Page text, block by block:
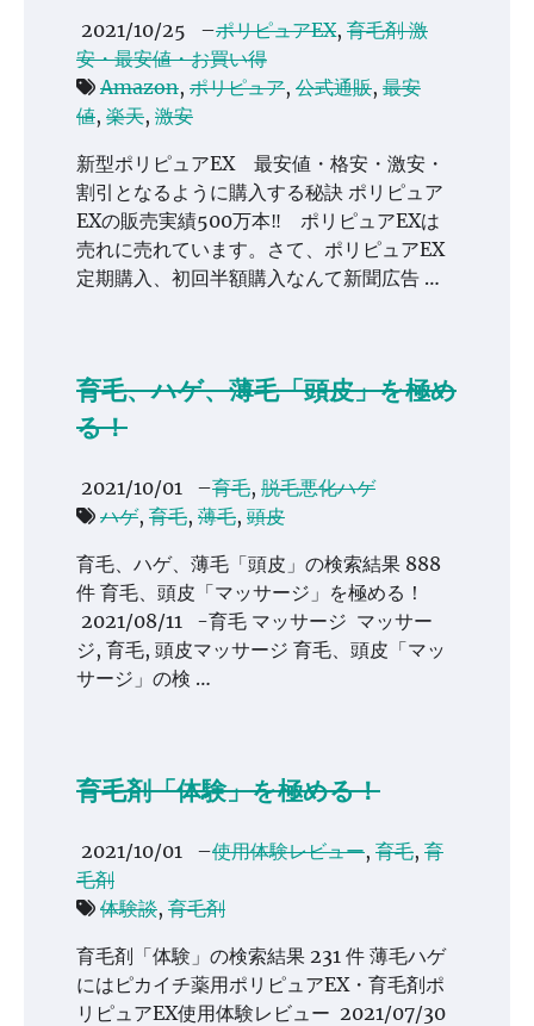
2021/10/25 –ポリピュアEX, 育毛剤 激
安・最安値・お買い得
Amazon, ポリピュア, 公式通販, 最安
値, 楽天, 激安
新型ポリピュアEX 最安値・格安・激安・
割引となるように購入する秘訣 ポリピュア
EXの販売実績500万本‼ ポリピュアEXは
売れに売れています。さて、ポリピュアEX
定期購入、初回半額購入なんて新聞広告 …
育毛、ハゲ、薄毛「頭皮」を極め
る！
2021/10/01 –育毛, 脱毛悪化ハゲ
ハゲ, 育毛, 薄毛, 頭皮
育毛、ハゲ、薄毛「頭皮」の検索結果 888
件 育毛、頭皮「マッサージ」を極める！
2021/08/11 -育毛 マッサージ マッサー
ジ, 育毛, 頭皮マッサージ 育毛、頭皮「マッ
サージ」の検 …
育毛剤「体験」を極める！
2021/10/01 –使用体験レビュー, 育毛, 育
毛剤
体験談, 育毛剤
育毛剤「体験」の検索結果 231 件 薄毛ハゲ
にはピカイチ薬用ポリピュアEX・育毛剤ポ
リピュアEX使用体験レビュー 2021/07/30